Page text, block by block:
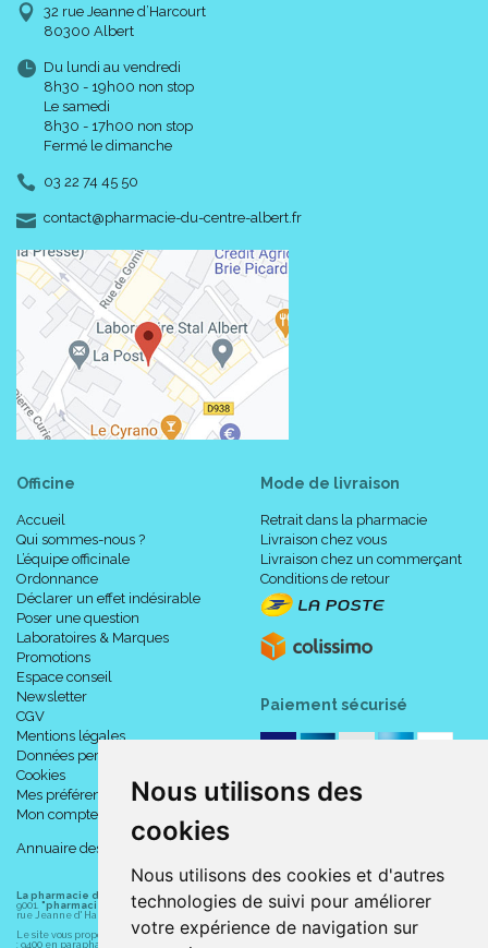
Nous utilisons des
cookies
Nous utilisons des cookies et d'autres
technologies de suivi pour améliorer
votre expérience de navigation sur
32 rue Jeanne d’Harcourt
80300 Albert
Du lundi au vendredi
8h30 - 19h00 non stop
Le samedi
8h30 - 17h00 non stop
Fermé le dimanche
03 22 74 45 50
contact-
@-
pharmacie-du-centre-albert.fr
Officine
Accueil
Qui sommes-nous ?
L’équipe officinale
Ordonnance
Déclarer un effet indésirable
Poser une question
Laboratoires & Marques
Promotions
Espace conseil
Newsletter
CGV
Mentions légales
Données personnelles
Cookies
Mes préférences Cookies
Mon compte
Annuaire des pharmacies
Mode de livraison
Retrait dans la pharmacie
Livraison chez vous
Livraison chez un commerçant
Conditions de retour
Paiement sécurisé
La pharmacie du centre à Albert
(80300) est une pharmacie française certifiée ISO
9001. "pharmacie-du-centre-albert.fr " est le site internet de la pharmacie du centre
rue Jeanne d' Harcourt, 80300 Albert.
Le site vous propose un large choix de plus de 11000 références, au prix les plus bas possible
: 9400 en parapharmacie, animaux, orthopédie, matériel médical. 1700 en médicaments sans